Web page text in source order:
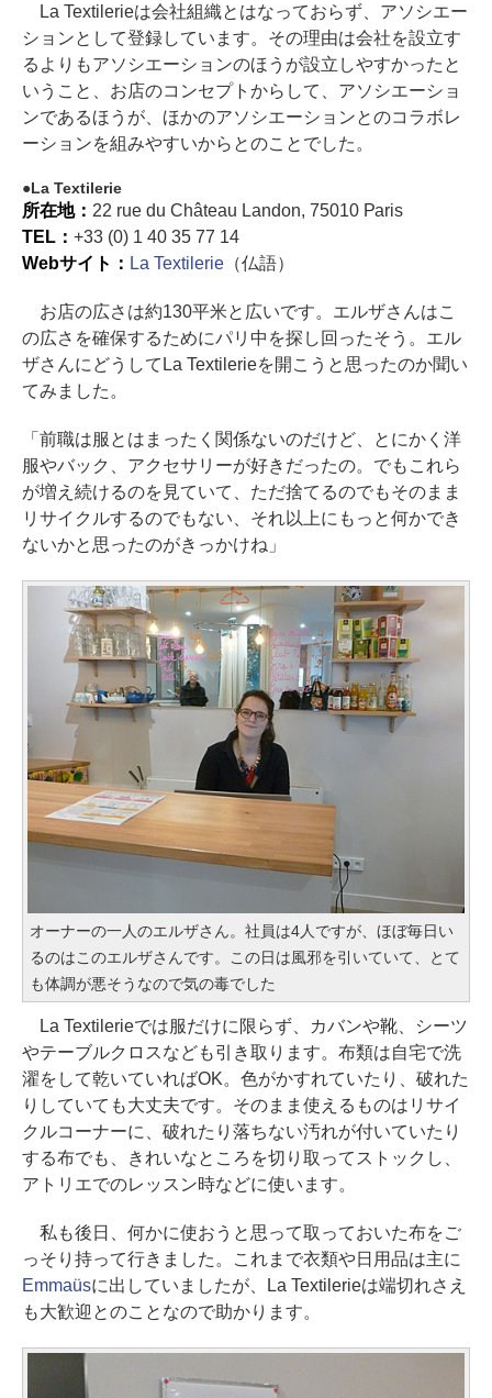
La Textilerieは会社組織とはなっておらず、アソシエー
ションとして登録しています。その理由は会社を設立す
るよりもアソシエーションのほうが設立しやすかったと
いうこと、お店のコンセプトからして、アソシエーショ
ンであるほうが、ほかのアソシエーションとのコラボレ
ーションを組みやすいからとのことでした。
La Textilerie
所在地： 22 rue du Château Landon, 75010 Paris
TEL： +33 (0) 1 40 35 77 14
Webサイト： La Textilerie（仏語）
お店の広さは約130平米と広いです。エルザさんはこ
の広さを確保するためにパリ中を探し回ったそう。エル
ザさんにどうしてLa Textilerieを開こうと思ったのか聞い
てみました。
「前職は服とはまったく関係ないのだけど、とにかく洋
服やバック、アクセサリーが好きだったの。でもこれら
が増え続けるのを見ていて、ただ捨てるのでもそのまま
リサイクルするのでもない、それ以上にもっと何かでき
ないかと思ったのがきっかけね」
オーナーの一人のエルザさん。社員は4人ですが、ほぼ毎日い
るのはこのエルザさんです。この日は風邪を引いていて、とて
も体調が悪そうなので気の毒でした
La Textilerieでは服だけに限らず、カバンや靴、シーツ
やテーブルクロスなども引き取ります。布類は自宅で洗
濯をして乾いていればOK。色がかすれていたり、破れた
りしていても大丈夫です。そのまま使えるものはリサイ
クルコーナーに、破れたり落ちない汚れが付いていたり
する布でも、きれいなところを切り取ってストックし、
アトリエでのレッスン時などに使います。
私も後日、何かに使おうと思って取っておいた布をご
っそり持って行きました。これまで衣類や日用品は主に
Emmaüsに出していましたが、La Textilerieは端切れさえ
も大歓迎とのことなので助かります。